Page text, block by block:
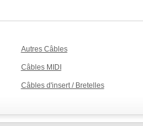
Autres Câbles
Câbles MIDI
Câbles d'insert / Bretelles